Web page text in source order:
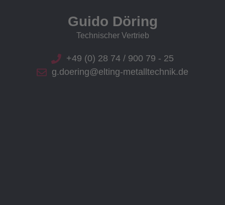
Guido Döring
Technischer Vertrieb
+49 (0) 28 74 / 900 79 - 25
g.doering@elting-metalltechnik.de